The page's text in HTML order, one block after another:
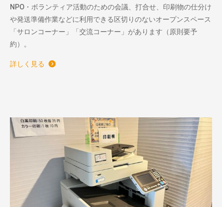
NPO・ボランティア活動のための会議、打合せ、印刷物の仕分け
や発送準備作業などに利用できる区切りのないオープンスペース
「サロンコーナー」「交流コーナー」があります（原則要予
約）。
詳しく見る